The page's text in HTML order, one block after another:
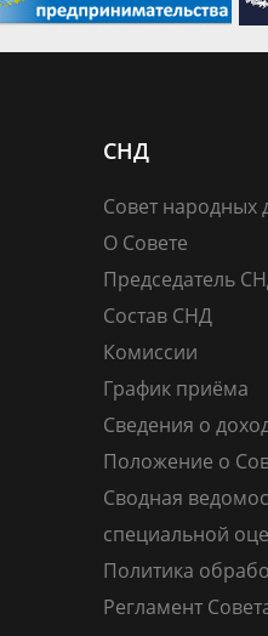
СНД
Совет народных
О Совете
Председатель
Состав СНД
Комиссии
График приёма
Сведения о
Положение о
Сводная
специальной
Политика
Регламент